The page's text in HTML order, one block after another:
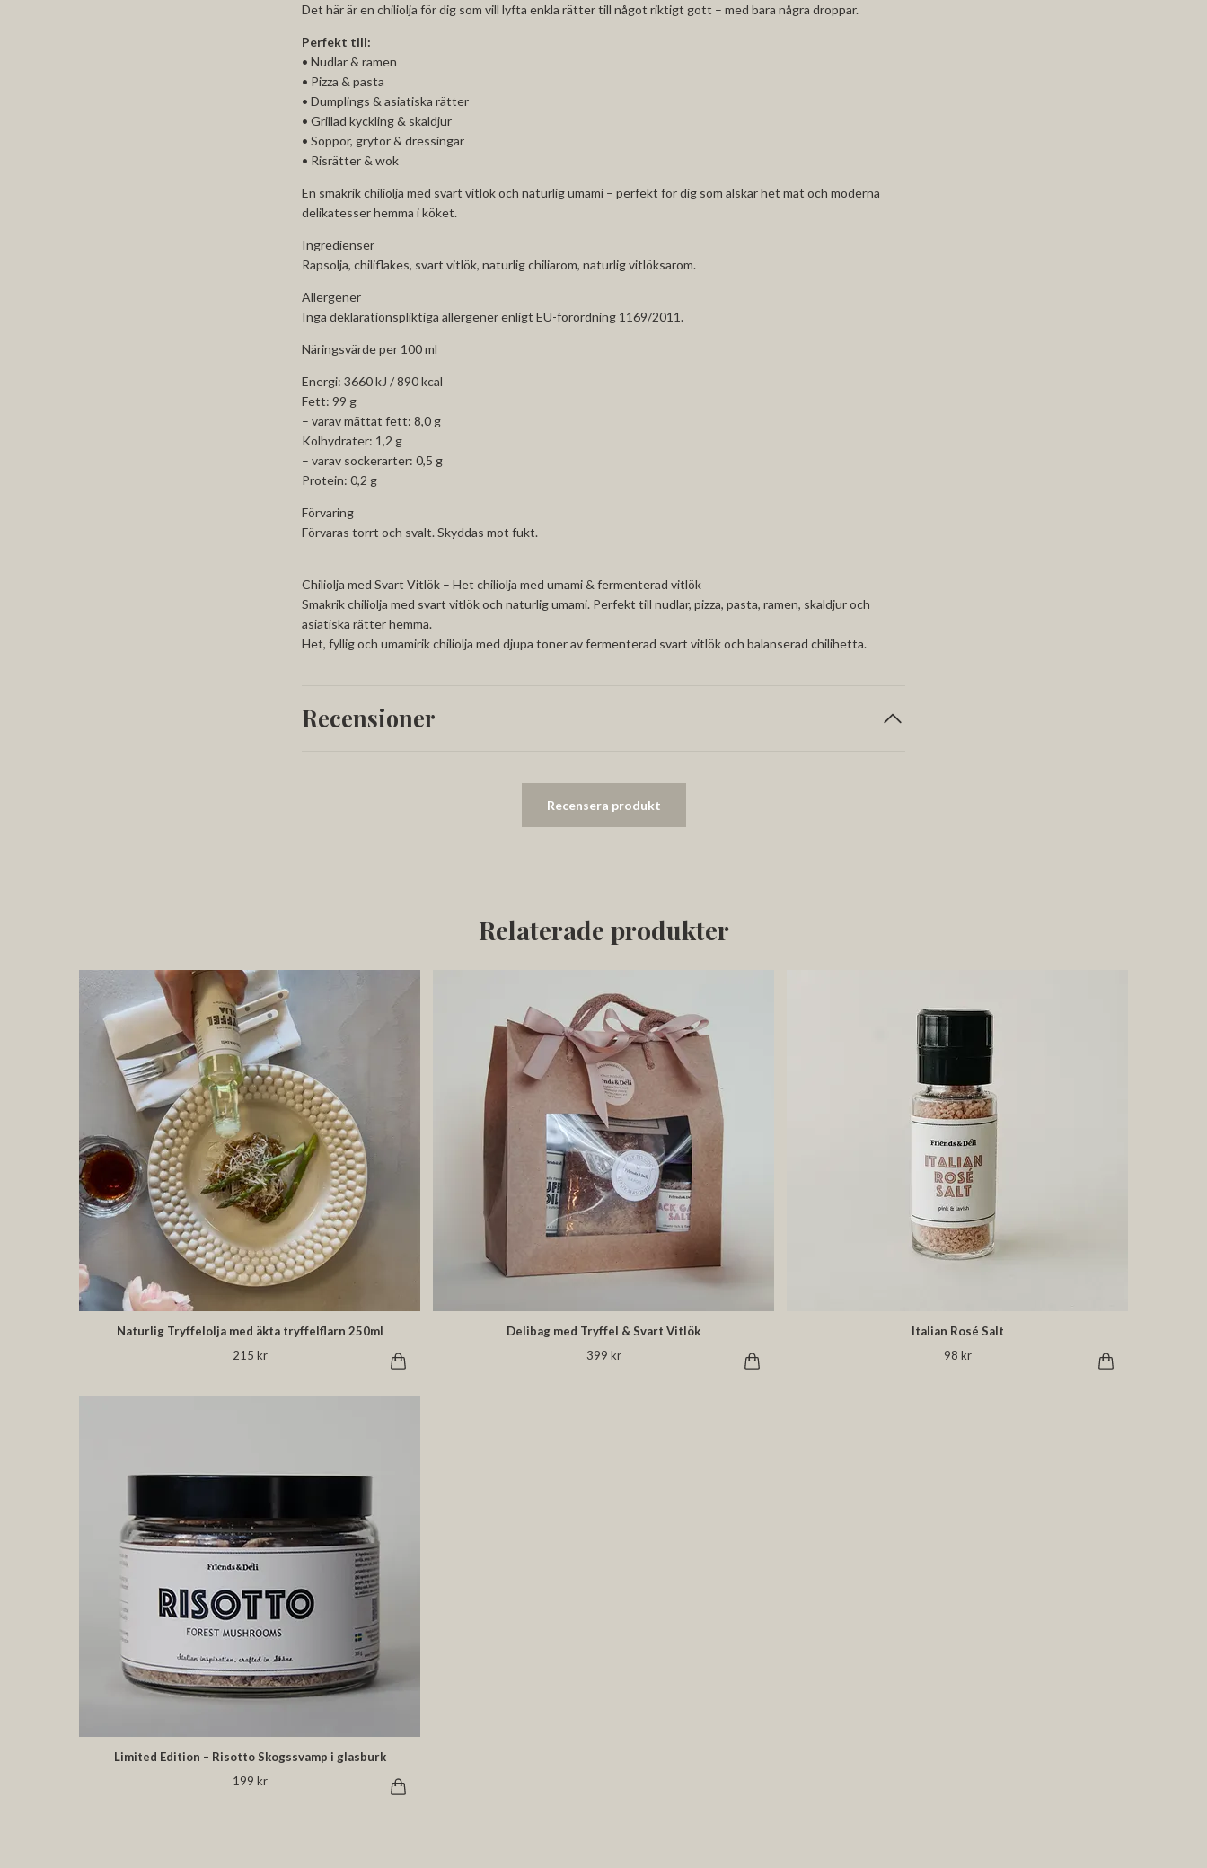
Det här är en chiliolja för dig som vill lyfta enkla rätter till något riktigt gott – med bara några droppar.
Perfekt till:
• Nudlar & ramen
• Pizza & pasta
• Dumplings & asiatiska rätter
• Grillad kyckling & skaldjur
• Soppor, grytor & dressingar
• Risrätter & wok
En smakrik chiliolja med svart vitlök och naturlig umami – perfekt för dig som älskar het mat och moderna
delikatesser hemma i köket.
Ingredienser
Rapsolja, chiliflakes, svart vitlök, naturlig chiliarom, naturlig vitlöksarom.
Allergener
Inga deklarationspliktiga allergener enligt EU-förordning 1169/2011.
Näringsvärde per 100 ml
Energi: 3660 kJ / 890 kcal
Fett: 99 g
– varav mättat fett: 8,0 g
Kolhydrater: 1,2 g
– varav sockerarter: 0,5 g
Protein: 0,2 g
Förvaring
Förvaras torrt och svalt. Skyddas mot fukt.
Chiliolja med Svart Vitlök – Het chiliolja med umami & fermenterad vitlök
Smakrik chiliolja med svart vitlök och naturlig umami. Perfekt till nudlar, pizza, pasta, ramen, skaldjur och
asiatiska rätter hemma.
Het, fyllig och umamirik chiliolja med djupa toner av fermenterad svart vitlök och balanserad chilihetta.
Recensioner
Recensera produkt
Relaterade produkter
Naturlig Tryffelolja med äkta tryffelflarn 250ml
215 kr
Delibag med Tryffel & Svart Vitlök
399 kr
Italian Rosé Salt
98 kr
Limited Edition – Risotto Skogssvamp i glasburk
199 kr